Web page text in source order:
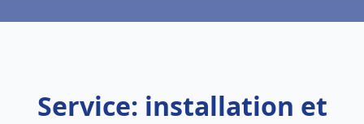
Service: installation et